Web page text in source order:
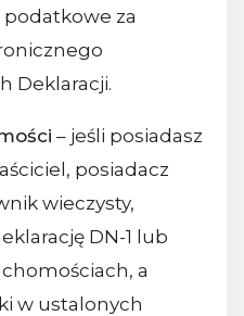
za
Deklaracji.
– jeśli posiadasz
posiadacz
wieczysty,
DN-1 lub
a
w ustalonych